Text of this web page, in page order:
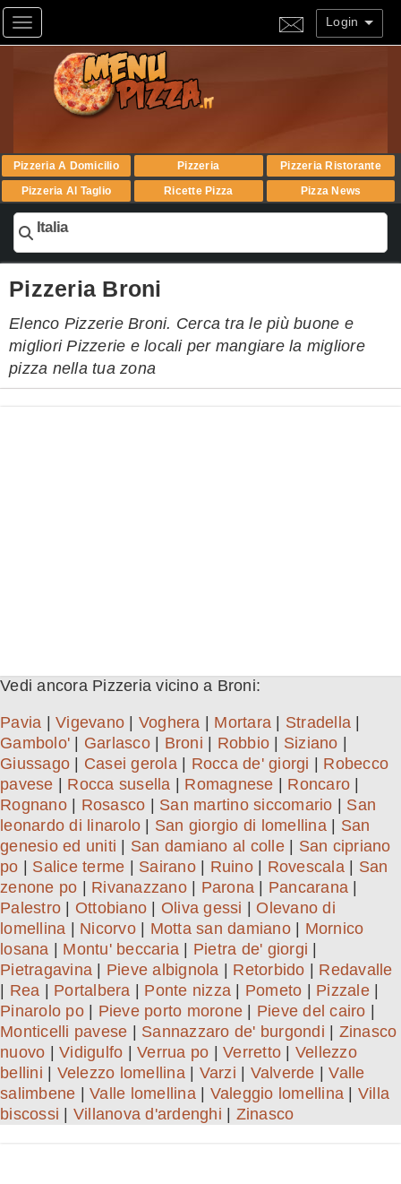
Toggle navigation Login
Pizzeria A Domicilio Pizzeria
Pizzeria Ristorante
Pizzeria Al Taglio
Ricette Pizza Pizza News
Italia
Pizzeria Broni
Elenco Pizzerie Broni. Cerca tra le più buone e
migliori Pizzerie e locali per mangiare la migliore
pizza nella tua zona
Vedi ancora Pizzeria vicino a Broni:
Pavia Vigevano Voghera Mortara Stradella
Gambolo'
Garlasco| Broni Robbio Siziano
Giussago
Casei gerola| Rocca de' giorgi
Robecco
pavese
Rocca susella Romagnese Roncaro
Rognano| Rosasco San martino siccomario
San
leonardo di linarolo
San giorgio di lomellina| San
genesio ed uniti
San damiano al colle| San cipriano
po
Salice terme Sairano| Ruino| Rovescala| San
zenone po
Rivanazzano| Parona Pancarana
Palestro
Ottobiano Oliva gessi
Olevano di
lomellina
Nicorvo| Motta san damiano| Mornico
losana
Montu' beccaria Pietra de' giorgi
Pietragavina
Pieve albignola Retorbido
Redavalle
Rea Portalbera Ponte nizza Pometo Pizzale|
Pinarolo po| Pieve porto morone Pieve del cairo
Monticelli pavese
Sannazzaro de' burgondi
Zinasco
nuovo
Vidigulfo Verrua po Verretto
Vellezzo
bellini
Velezzo lomellina| Varzi Valverde |Valle
salimbene
Valle lomellina| Valeggio lomellina
Villa
biscossi
Villanova d'ardenghi Zinasco